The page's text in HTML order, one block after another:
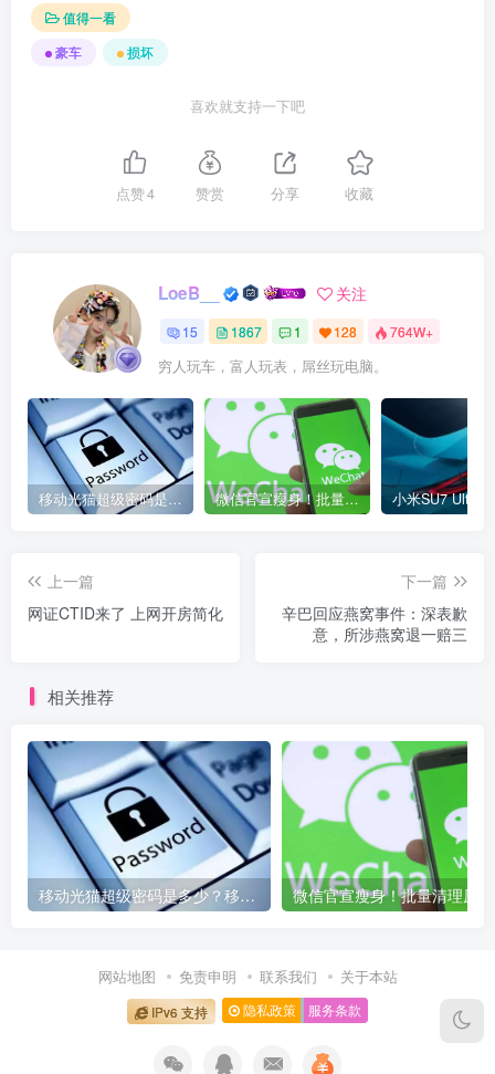
值得一看
豪车
损坏
喜欢就支持一下吧
点赞4 赞赏 分享 收藏
LoeB__ 关注
15 1867 1 128 764W+
穷人玩车，富人玩表，屌丝玩电脑。
移动光猫超级密码是多少？移动光猫超级管理员后台账号与密码 微信官宣瘦身！批量清理原图新功能来了 安卓、iOS均可使用
上一篇
网证CTID来了 上网开房简化
下一篇
辛巴回应燕窝事件：深表歉
意，所涉燕窝退一赔三
相关推荐
移动光猫超级密码是多少？移动光猫超级管理员后台账号与密码
网站地图 免责申明 联系我们 关于本站
IPv6 支持 隐私政策 服务条款